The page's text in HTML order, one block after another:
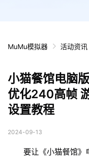
MuMu模拟器 活动资讯
小猫餐馆电脑
优化240高帧
设置教程
2024-09-13
要让《小猫餐馆》